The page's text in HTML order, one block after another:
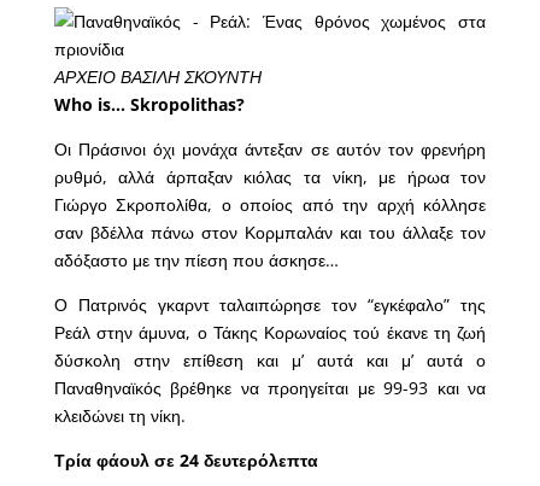
ΑΡΧΕΙΟ ΒΑΣΙΛΗ ΣΚΟΥΝΤΗ
Who is… Skropolithas?
Οι Πράσινοι όχι μονάχα άντεξαν σε αυτόν τον φρενήρη
ρυθμό, αλλά άρπαξαν κιόλας τα νίκη, με ήρωα τον
Γιώργο Σκροπολίθα, ο οποίος από την αρχή κόλλησε
σαν βδέλλα πάνω στον Κορμπαλάν και του άλλαξε τον
αδόξαστο με την πίεση που άσκησε…
Ο Πατρινός γκαρντ ταλαιπώρησε τον “εγκέφαλο” της
Ρεάλ στην άμυνα, ο Τάκης Κορωναίος τού έκανε τη ζωή
δύσκολη στην επίθεση και μ’ αυτά και μ’ αυτά ο
Παναθηναϊκός βρέθηκε να προηγείται με 99-93 και να
κλειδώνει τη νίκη.
Τρία φάουλ σε 24 δευτερόλεπτα